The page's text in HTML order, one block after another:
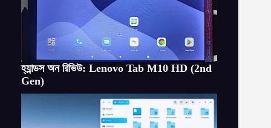
হ্যান্ডস অন রিভিউ: Lenovo Tab M10 HD (2nd
Gen)